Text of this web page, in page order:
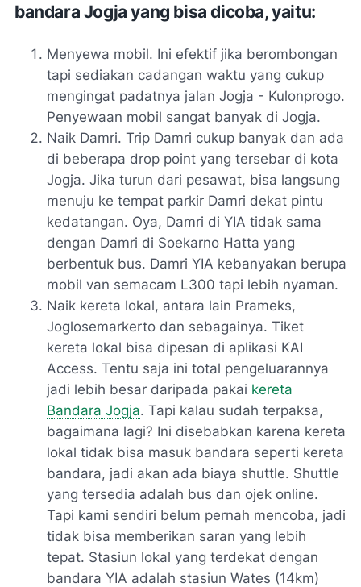
bandara Jogja yang bisa dicoba, yaitu:
Menyewa mobil. Ini efektif jika berombongan
tapi sediakan cadangan waktu yang cukup
mengingat padatnya jalan Jogja - Kulonprogo.
Penyewaan mobil sangat banyak di Jogja.
Naik Damri. Trip Damri cukup banyak dan ada
di beberapa drop point yang tersebar di kota
Jogja. Jika turun dari pesawat, bisa langsung
menuju ke tempat parkir Damri dekat pintu
kedatangan. Oya, Damri di YIA tidak sama
dengan Damri di Soekarno Hatta yang
berbentuk bus. Damri YIA kebanyakan berupa
mobil van semacam L300 tapi lebih nyaman.
Naik kereta lokal, antara lain Prameks,
Joglosemarkerto dan sebagainya. Tiket
kereta lokal bisa dipesan di aplikasi KAI
Access. Tentu saja ini total pengeluarannya
jadi lebih besar daripada pakai kereta
Bandara Jogja. Tapi kalau sudah terpaksa,
bagaimana lagi? Ini disebabkan karena kereta
lokal tidak bisa masuk bandara seperti kereta
bandara, jadi akan ada biaya shuttle. Shuttle
yang tersedia adalah bus dan ojek online.
Tapi kami sendiri belum pernah mencoba, jadi
tidak bisa memberikan saran yang lebih
tepat. Stasiun lokal yang terdekat dengan
bandara YIA adalah stasiun Wates (14km)